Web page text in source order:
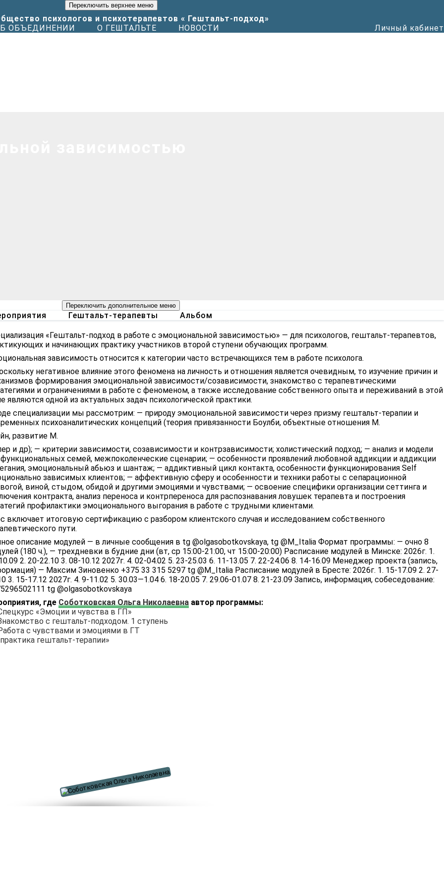
Переключить верхнее меню
ОБЪЕДИНЕНИИ О ГЕШТАЛЬТЕ НОВОСТИ Личный кабинет
Переключить дополнительное меню
Гештальт-терапевты Альбом
«Гештальт-подход в работе с эмоциональной зависимостью» — для психологов, гештальт-терапевтов,
и начинающих практику участников второй ступени обучающих программ.
зависимость относится к категории часто встречающихся тем в работе психолога.
негативное влияние этого феномена на личность и отношения является очевидным, то изучение причин и
формирования эмоциональной зависимости/созависимости, знакомство с терапевтическими
и ограничениями в работе с феноменом, а также исследование собственного опыта и переживаний в этой
являются одной из актуальных задач психологической практики.
специализации мы рассмотрим: — природу эмоциональной зависимости через призму гештальт-терапии и
психоаналитических концепций (теория привязанности Боулби, объектные отношения М.
развитие М.
и др); — критерии зависимости, созависимости и контрзависимости; холистический подход; — анализ и модели
семей, межпоколенческие сценарии; — особенности проявлений любовной аддикции и аддикции
эмоциональный абьюз и шантаж; — аддиктивный цикл контакта, особенности функционирования Self
зависимых клиентов; — аффективную сферу и особенности и техники работы с сепарационной
виной, стыдом, обидой и другими эмоциями и чувствами; — освоение специфики организации сеттинга и
контракта, анализ переноса и контрпереноса для распознавания ловушек терапевта и построения
профилактики эмоционального выгорания в работе с трудными клиентами.
включает итоговую сертификацию с разбором клиентского случая и исследованием собственного
пути.
описание модулей — в личные сообщения в tg @olgasobotkovskaya, tg @M_Italia Формат программы: — очно 8
(180 ч.), — трехдневки в будние дни (вт, ср 15:00-21:00, чт 15:00-20:00) Расписание модулей в Минске: 2026г. 1.
2. 20-22.10 3. 08-10.12 2027г. 4. 02-04.02 5. 23-25.03 6. 11-13.05 7. 22-24.06 8. 14-16.09 Менеджер проекта (запись,
— Максим Зиновенко +375 33 315 5297 tg @M_Italia Расписание модулей в Бресте: 2026г. 1. 15-17.09 2. 27-
3. 15-17.12 2027г. 4. 9-11.02 5. 30.03—1.04 6. 18-20.05 7. 29.06-01.07 8. 21-23.09 Запись, информация, собеседование:
tg @olgasobotkovskaya
где Соботковская Ольга Николаевна автор программы:
«Эмоции и чувства в ГП»
с гештальт-подходом. 1 ступень
с чувствами и эмоциями в ГТ
гештальт-терапии»